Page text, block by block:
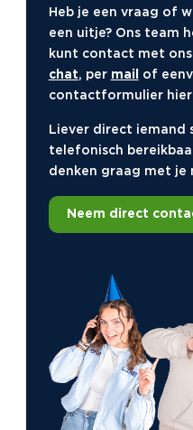
Heb je een vraag of
een uitje? Ons team
kunt contact met
chat, per mail
of
contactformulier
Liever direct iemand
telefonisch
denken graag met je
Neem direct